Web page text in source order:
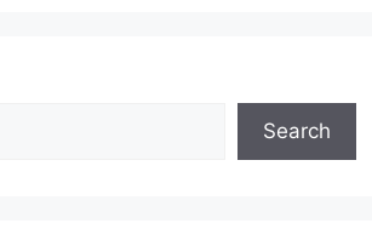
Search